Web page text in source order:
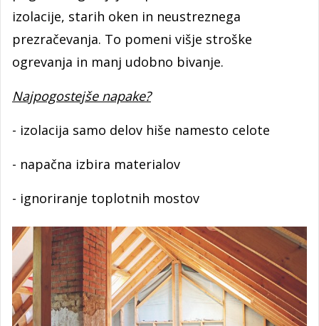
izolacije, starih oken in neustreznega
prezračevanja. To pomeni višje stroške
ogrevanja in manj udobno bivanje.
Najpogostejše napake?
- izolacija samo delov hiše namesto celote
- napačna izbira materialov
- ignoriranje toplotnih mostov